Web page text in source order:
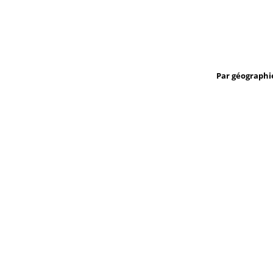
Par